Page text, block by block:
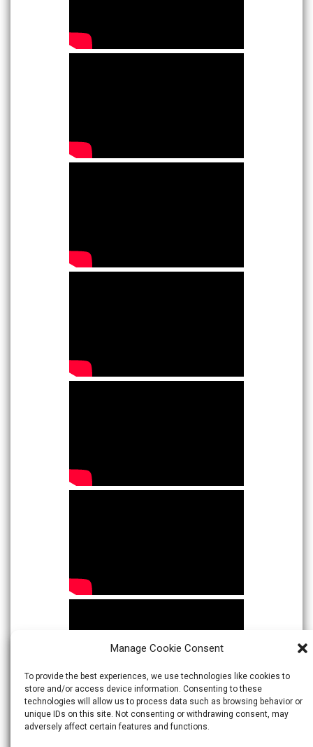
Manage Cookie Consent
To provide the best experiences, we use technologies like cookies to
store and/or access device information. Consenting to these
technologies will allow us to process data such as browsing behavior or
unique IDs on this site. Not consenting or withdrawing consent, may
adversely affect certain features and functions.